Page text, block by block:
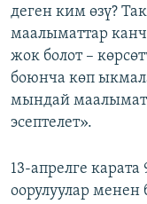
деген ким өзү?
маалыматтар
жок болот –
боюнча көп
мындай
эсептелет».
13-апрелге
оорулуулар